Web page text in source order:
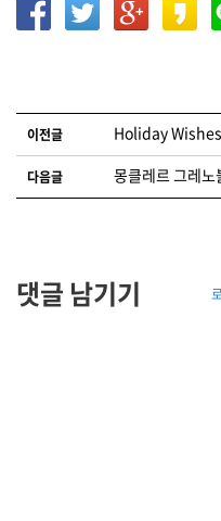
글 네비게이션
이전글 Holiday Wishes
다음글 몽클레르 그레노
댓글 남기기